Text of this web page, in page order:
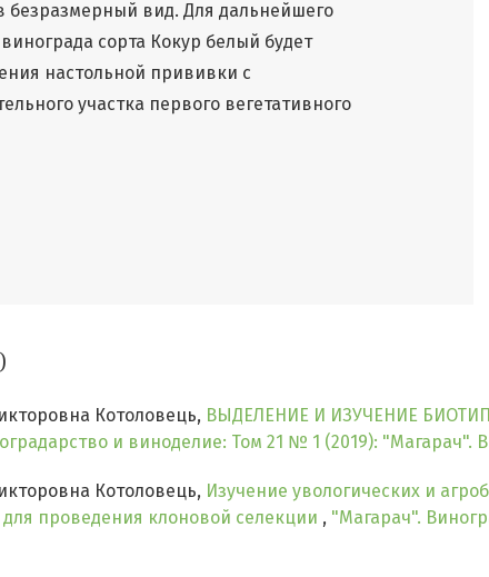
безразмерный вид. Для дальнейшего
сорта Кокур белый будет
настольной прививки с
участка первого вегетативного
Котоловець, ВЫДЕЛЕНИЕ И ИЗУЧЕНИЕ
и виноделие: Том 21 № 1 (2019): "Магарач".
Котоловець, Изучение увологических и
проведения клоновой селекции , "Магарач".